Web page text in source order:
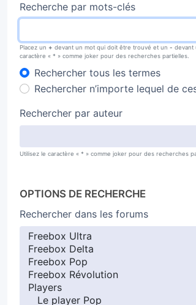
Recherche par mots-clés
Placez un + devant un mot qui doit être trouvé et un - devant
caractère « * » comme joker pour des recherches partielles.
Rechercher tous les termes
Rechercher n’importe lequel de
Rechercher par auteur
Utilisez le caractère « * » comme joker pour des recherches
OPTIONS DE RECHERCHE
Rechercher dans les forums